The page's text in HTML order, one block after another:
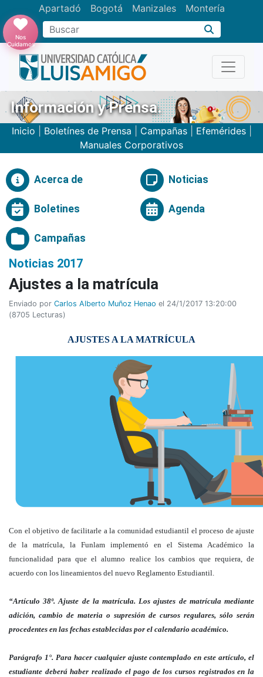
Apartadó Bogotá Manizales Montería
Buscar
Nos
Cuidamos
Información y Prensa.
Inicio Boletínes de Prensa Campañas| Efemérides|
Manuales Corporativos
Acerca de Noticias
Boletines Agenda
Campañas
Noticias 2017
Ajustes a la matrícula
Enviado por Carlos Alberto Muñoz Henao el 24/1/2017 13:20:00
(8705 Lecturas)
AJUSTES A LA MATRÍCULA
Con el objetivo de facilitarle a la comunidad estudiantil el proceso de ajuste
de la matrícula, la Funlam implementó en el Sistema Académico la
funcionalidad para que el alumno realice los cambios que requiera, de
acuerdo con los lineamientos del nuevo Reglamento Estudiantil.
“Artículo 38º. Ajuste de la matrícula. Los ajustes de matrícula mediante
adición, cambio de materia o supresión de cursos regulares, sólo serán
procedentes en las fechas establecidas por el calendario académico.
Parágrafo 1°. Para hacer cualquier ajuste contemplado en este artículo, el
estudiante deberá haber realizado el pago de los cursos registrados en la